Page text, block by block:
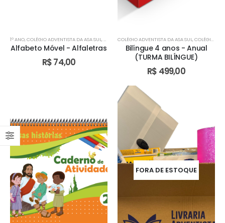
1º ANO,COLÉGIO ADVENTISTA DA ASA SUL,COLÉGIO ADVENTISTA DE ÁGUAS CLARAS,COLÉGIO
Alfabeto Móvel - Alfaletras
R$74,00
COLÉGIO ADVENTISTA DA ASA SUL,COLÉGIO ADVENTISTA DE ÁGUAS CLARAS
Bilíngue 4 anos - Anual
(TURMA BILÍNGUE)
R$ 499,00
FORA DE ESTOQUE